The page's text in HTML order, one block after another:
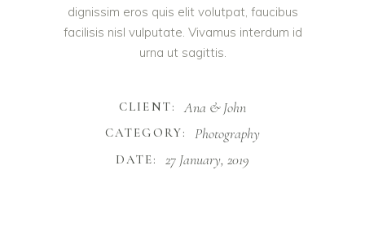
dignissim eros quis elit volutpat, faucibus
facilisis nisl vulputate. Vivamus interdum id
urna ut sagittis.
CLIENT: Ana & John
CATEGORY: Photography
DATE: 27 January, 2019